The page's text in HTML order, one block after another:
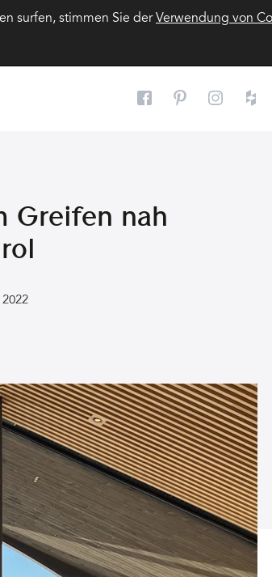
surfen, stimmen Sie derVerwendung von
Greifen nah
2022